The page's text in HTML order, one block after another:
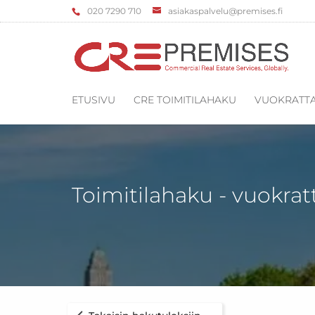
‌020 7290 710 asiakaspalvelu@premises.fi
ETUSIVU CRE TOIMITILAHAKU
Toimitilahaku -